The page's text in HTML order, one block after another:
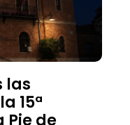
las
15ª
Pie de